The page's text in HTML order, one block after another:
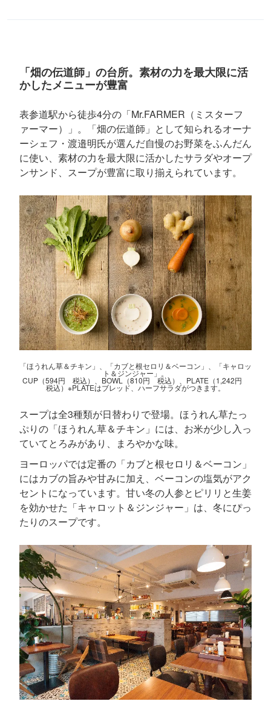
「畑の伝道師」の台所。素材の力を最大限に活
かしたメニューが豊富
表参道駅から徒歩4分の「Mr.FARMER（ミスターフ
ァーマー）」。「畑の伝道師」として知られるオーナ
ーシェフ・渡邉明氏が選んだ自慢のお野菜をふんだん
に使い、素材の力を最大限に活かしたサラダやオープ
ンサンド、スープが豊富に取り揃えられています。
「ほうれん草＆チキン」、「カブと根セロリ＆ベーコン」、「キャロッ
ト＆ジンジャー」。
CUP（594円 税込）、BOWL（810円 税込）、PLATE（1,242円
税込）※PLATEはブレッド、ハーフサラダがつきます。
スープは全3種類が日替わりで登場。ほうれん草たっ
ぷりの「ほうれん草＆チキン」には、お米が少し入っ
ていてとろみがあり、まろやかな味。
ヨーロッパでは定番の「カブと根セロリ＆ベーコン」
にはカブの旨みや甘みに加え、ベーコンの塩気がアク
セントになっています。甘い冬の人参とピリリと生姜
を効かせた「キャロット＆ジンジャー」は、冬にぴっ
たりのスープです。